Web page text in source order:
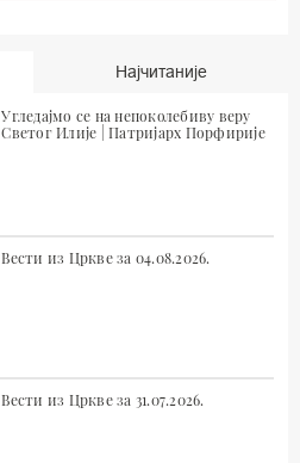
Најчитаније
Угледајмо се на непоколебиву веру
Светог Илије | Патријарх Порфирије
Вести из Цркве за 04.08.2026.
Вести из Цркве за 31.07.2026.